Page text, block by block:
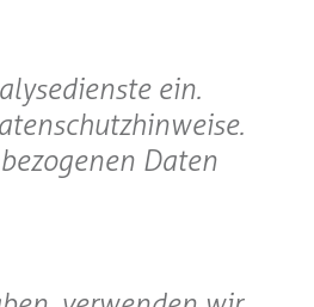
ein.
Daten